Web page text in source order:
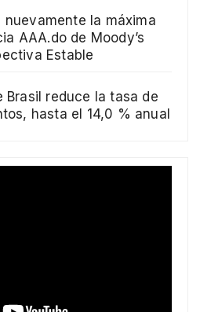
nuevamente la máxima
AAA.do de Moody’s
Estable
Brasil reduce la tasa de
hasta el 14,0 % anual